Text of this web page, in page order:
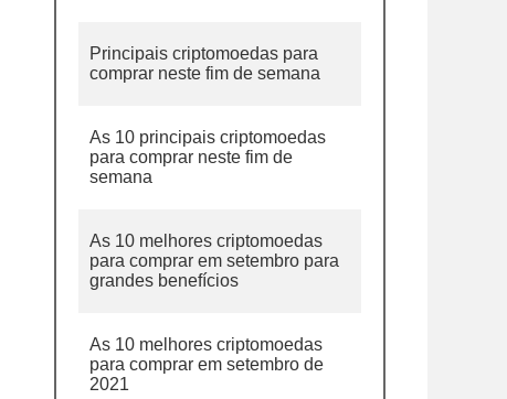
Principais criptomoedas para
comprar neste fim de semana
As 10 principais criptomoedas
para comprar neste fim de
semana
As 10 melhores criptomoedas
para comprar em setembro para
grandes benefícios
As 10 melhores criptomoedas
para comprar em setembro de
2021